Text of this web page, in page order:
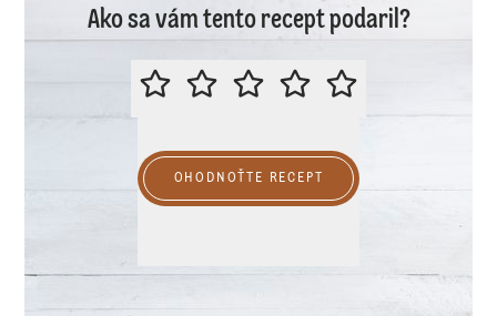
Ako sa vám tento recept podaril?
PROSÍME VÁS O OHODNOTENIE
OHODNOŤTE RECEPT